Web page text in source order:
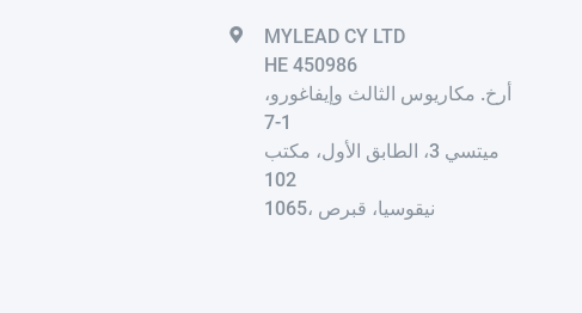
MYLEAD CY LTD
HE 450986
أرخ. مكاريوس الثالث وإيفاغورو،
1-7
ميتسي 3، الطابق الأول، مكتب
102
1065، نيقوسيا، قبرص